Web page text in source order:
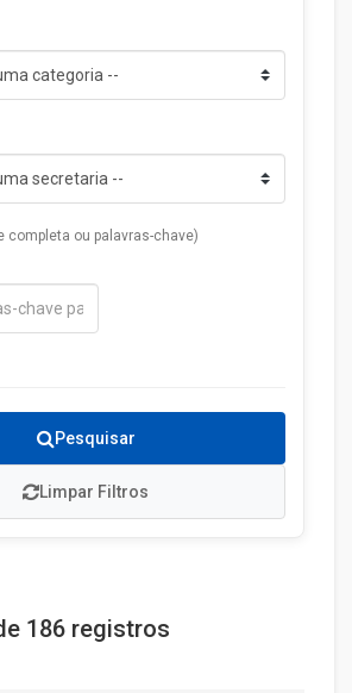
completa ou palavras-chave)
Limpar Filtros
Pesquisar
186 registros